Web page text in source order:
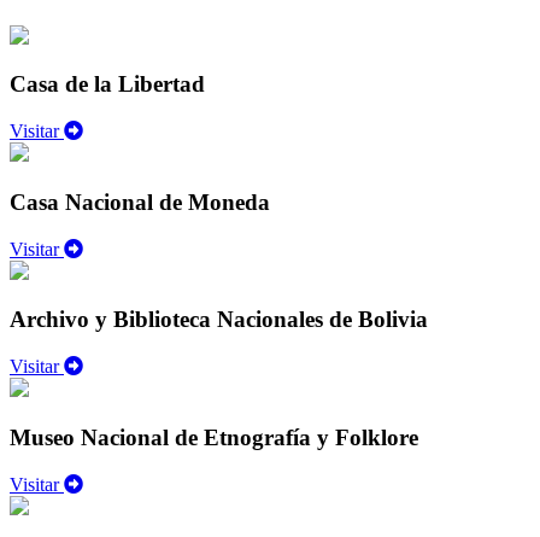
Casa de la Libertad
Visitar
Casa Nacional de Moneda
Visitar
Archivo y Biblioteca Nacionales de Bolivia
Visitar
Museo Nacional de Etnografía y Folklore
Visitar